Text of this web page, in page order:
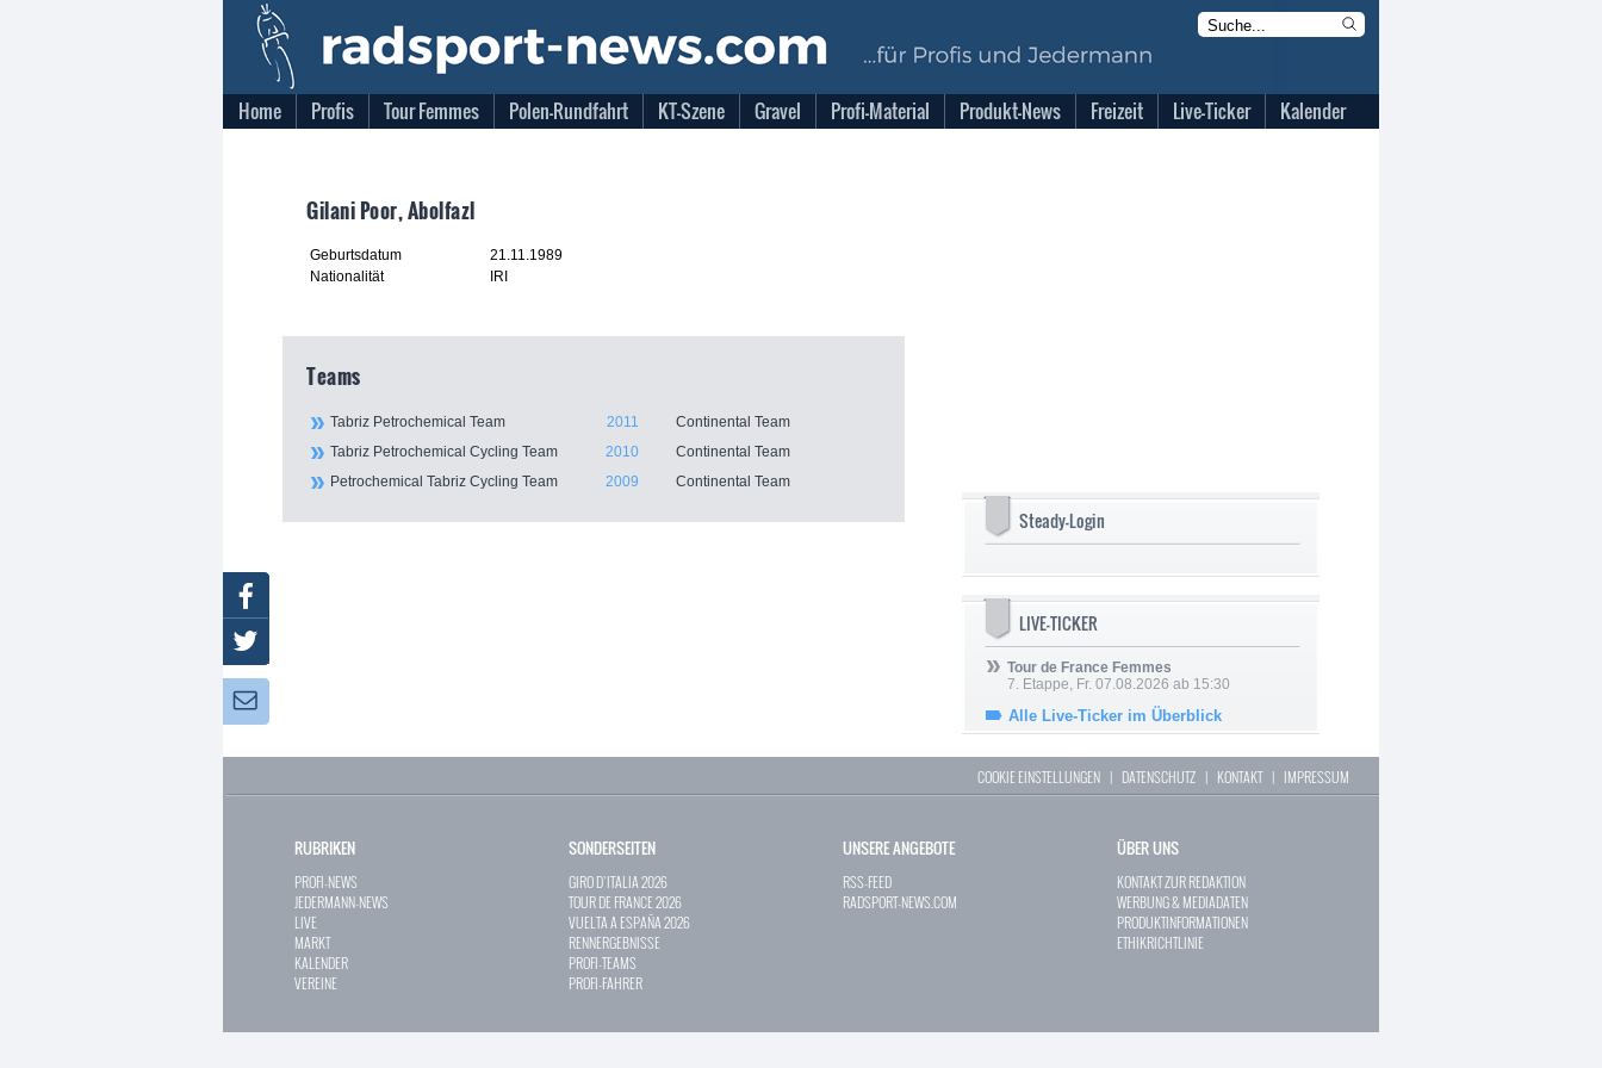
Home Profis Tour Femmes Polen-Rundfahrt KT-Szene Gravel Profi-Material Produkt-News Freizeit Live-Ticker Kalender
Gilani Poor, Abolfazl
Geburtsdatum
21.11.1989
Nationalität
IRI
Teams
Tabriz Petrochemical Team 2011
Continental Team
Tabriz Petrochemical Cycling Team
2010
Continental Team
Petrochemical Tabriz Cycling Team
2009 Continental Team
Steady-Login
LIVE-TICKER
Tour de France Femmes
7. Etappe, Fr. 07.08.2026 ab 15:30
Alle Live-Ticker im Überblick
COOKIE EINSTELLUNGEN | DATENSCHUTZ | KONTAKT| IMPRESSUM
RUBRIKEN
PROFI-NEWS
JEDERMANN-NEWS
LIVE
MARKT
KALENDER
VEREINE
SONDERSEITEN
GIRO D`ITALIA 2026
TOUR DE FRANCE 2026
VUELTA A ESPAÑA 2026
RENNERGEBNISSE
PROFI-TEAMS
PROFI-FAHRER
UNSERE ANGEBOTE
RSS-FEED
RADSPORT-NEWS.COM
ÜBER UNS
KONTAKT ZUR REDAKTION
WERBUNG & MEDIADATEN
PRODUKTINFORMATIONEN
ETHIKRICHTLINIE